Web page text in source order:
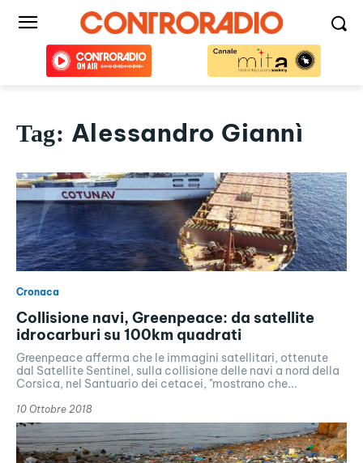
Tag: Alessandro Giannì
Cronaca
Collisione navi, Greenpeace: da satellite
idrocarburi su 100km quadrati
Greenpeace afferma che le immagini satellitari, ottenute
dal Satellite Sentinel, sulla collisione delle navi a nord della
Corsica, nel Santuario dei cetacei, "mostrano che...
10 Ottobre 2018